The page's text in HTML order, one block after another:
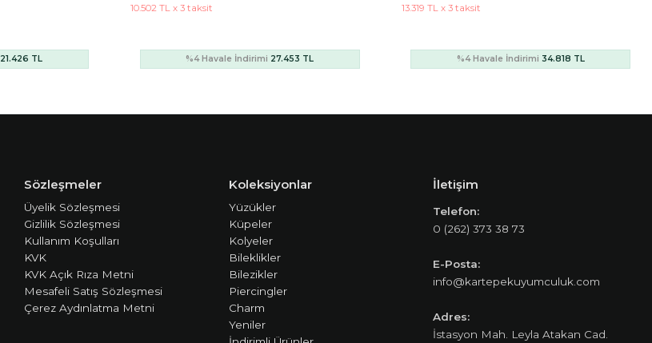
27.453 TL
13.319 TL x 3 taksit
%4 Havale İndirimi 34.818 TL
143.438 TL x 3 taksit
%4 Havale İndirimi374.966 TL
Sözleşmeler
Üyelik Sözleşmesi
Gizlilik Sözleşmesi
Kullanım Koşulları
KVK
KVK Açık Rıza Metni
Mesafeli Satış Sözleşmesi
Çerez Aydınlatma Metni
Koleksiyonlar
Yüzükler
Küpeler
Kolyeler
Bileklikler
Bilezikler
Piercingler
Charm
Yeniler
İletişim
Telefon:
0 (262) 373 38 73
E-Posta:
info@kartepekuyumculuk.com
Adres:
İstasyon Mah. Leyla Atakan Cad.